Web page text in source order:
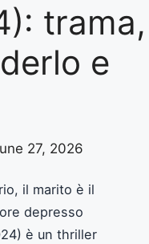
trama,
e
27, 2026
il marito è il
depresso
è un thriller